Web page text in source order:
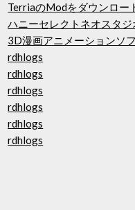
TerriaのModをダウンロー
ハニーセレクトネオスタ
3D漫画アニメーションソ
rdhlogs
rdhlogs
rdhlogs
rdhlogs
rdhlogs
rdhlogs